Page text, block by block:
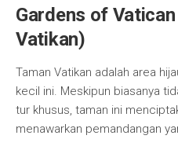
Gardens of
Vatikan)
Taman Vatikan adalah area
kecil ini. Meskipun biasanya
tur khusus, taman ini
menawarkan pemandangan